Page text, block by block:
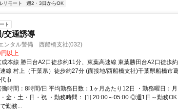
リモート 週2・3日からOK
ト
交通誘導
ンタル警備 西船橋支社(032)
以上
成本線 勝田台A2口徒歩約11分、東葉高速線 東葉勝田台A2口徒歩
線 村上（千葉県）徒歩約27分 (面接地/西船橋支社)千葉県船橋市
マゲンビル2階
市
時間：8時間/日 平均勤務日数：1ヶ月あたり12日 ・勤務曜日：月
金・土・日・祝 ・勤務時間： [1] 20:00～05:00 ◎週1日～勤務
勤務...